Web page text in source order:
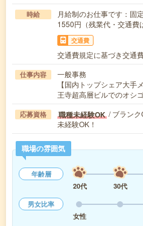
時給
月給制のお仕事です：
1550円（残業代・交通費
交通費
交通費規定に基づき交通
仕事内容
一般事務
【国内トップシェア大手
王寺超高層ビルでのオシ
応募資格 職種未経験OK / ブラン
未経験OK！
職場の雰囲気
年齢層
20代
30代
男女比率
女性